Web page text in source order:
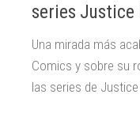
series Justice
Una mirada más
Comics y sobre su
las series de Justice